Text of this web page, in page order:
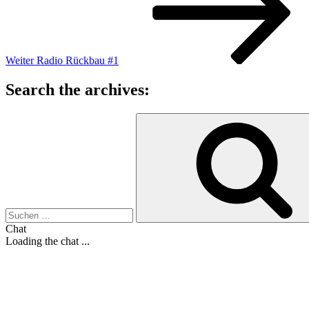
Weiter Radio Rückbau #1
Search the archives:
Chat
Loading the chat ...